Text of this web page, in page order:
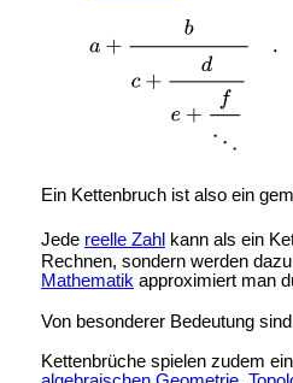
Ein Kettenbruch ist also ein
Jede reelle Zahl kann als ein
Rechnen, sondern werden
Mathematik approximiert man
Von besonderer Bedeutung sind
Kettenbrüche spielen zudem